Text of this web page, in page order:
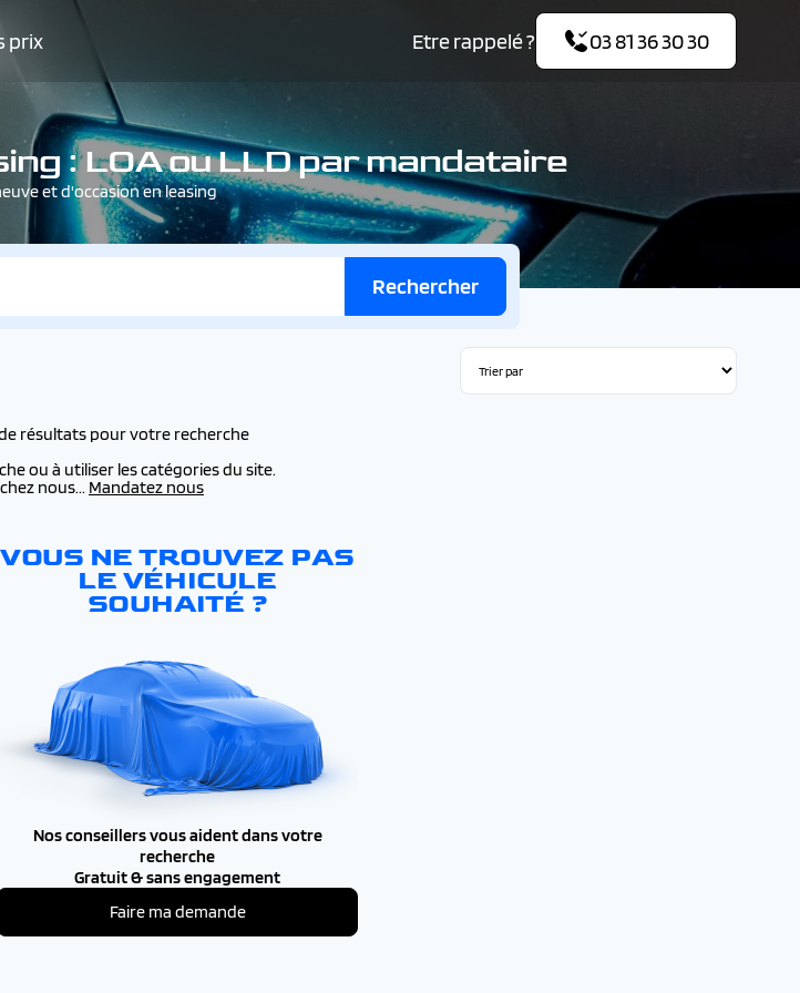
prix Etre rappelé ? 03 81 36 30 30
: LOA ou LLD par mandataire
et d'occasion en leasing
Rechercher
de résultats pour votre recherche
ou à utiliser les catégories du site.
nous... Mandatez nous
VOUS NE TROUVEZ PAS
LE VÉHICULE
SOUHAITÉ ?
Nos conseillers vous aident dans votre
recherche
Gratuit & sans engagement
Faire ma demande